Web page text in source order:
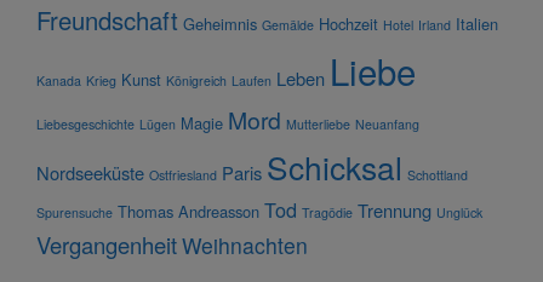
Freundschaft Geheimnis Gemälde Hochzeit Hotel Irland Italien
Kanada Krieg Kunst Königreich Laufen Leben Liebe
Liebesgeschichte Lügen Magie Mord Mutterliebe Neuanfang
Nordseeküste Ostfriesland Paris Schicksal Schottland
Spurensuche Thomas Andreasson Tod Tragödie Trennung Unglück
VergangenheitWeihnachten